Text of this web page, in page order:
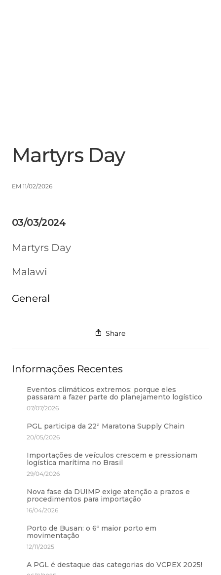
Martyrs Day
EM 11/02/2026
03/03/2024
Martyrs Day
Malawi
General
Share
Informações Recentes
Eventos climáticos extremos: porque eles
passaram a fazer parte do planejamento logístico
07/07/2026
PGL participa da 22ª Maratona Supply Chain
20/05/2026
Importações de veículos crescem e pressionam
logística marítima no Brasil
29/04/2026
Nova fase da DUIMP exige atenção a prazos e
procedimentos para importação
16/04/2026
Porto de Busan: o 6º maior porto em
movimentação
12/11/2025
A PGL é destaque das categorias do VCPEX 2025!